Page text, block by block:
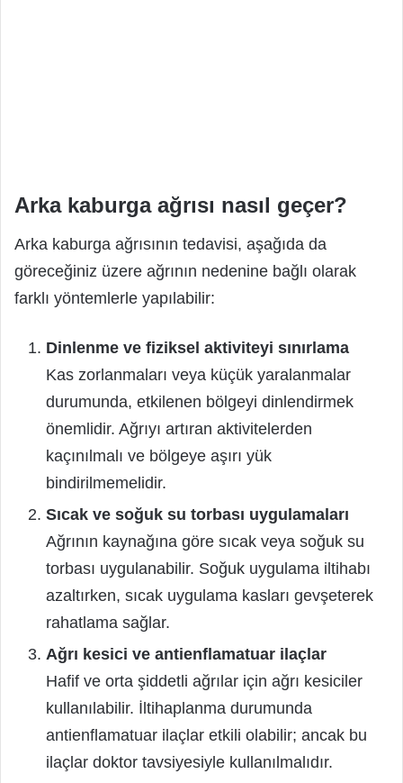
Arka kaburga ağrısı nasıl geçer?
Arka kaburga ağrısının tedavisi, aşağıda da
göreceğiniz üzere ağrının nedenine bağlı olarak
farklı yöntemlerle yapılabilir:
Dinlenme ve fiziksel aktiviteyi sınırlama
Kas zorlanmaları veya küçük yaralanmalar
durumunda, etkilenen bölgeyi dinlendirmek
önemlidir. Ağrıyı artıran aktivitelerden
kaçınılmalı ve bölgeye aşırı yük
bindirilmemelidir.
Sıcak ve soğuk su torbası uygulamaları
Ağrının kaynağına göre sıcak veya soğuk su
torbası uygulanabilir. Soğuk uygulama iltihabı
azaltırken, sıcak uygulama kasları gevşeterek
rahatlama sağlar.
Ağrı kesici ve antienflamatuar ilaçlar
Hafif ve orta şiddetli ağrılar için ağrı kesiciler
kullanılabilir. İltihaplanma durumunda
antienflamatuar ilaçlar etkili olabilir; ancak bu
ilaçlar doktor tavsiyesiyle kullanılmalıdır.